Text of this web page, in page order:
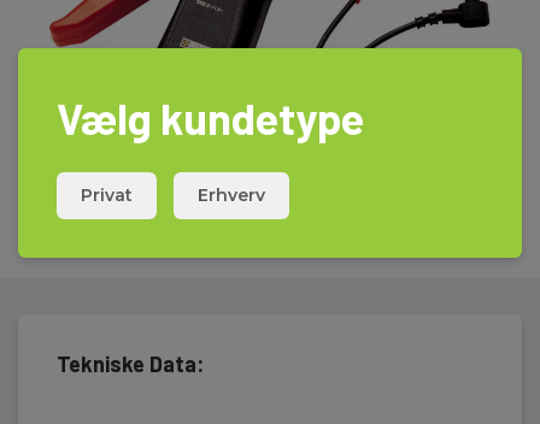
Tekniske Data:
Vælg kundetype
Privat Erhverv